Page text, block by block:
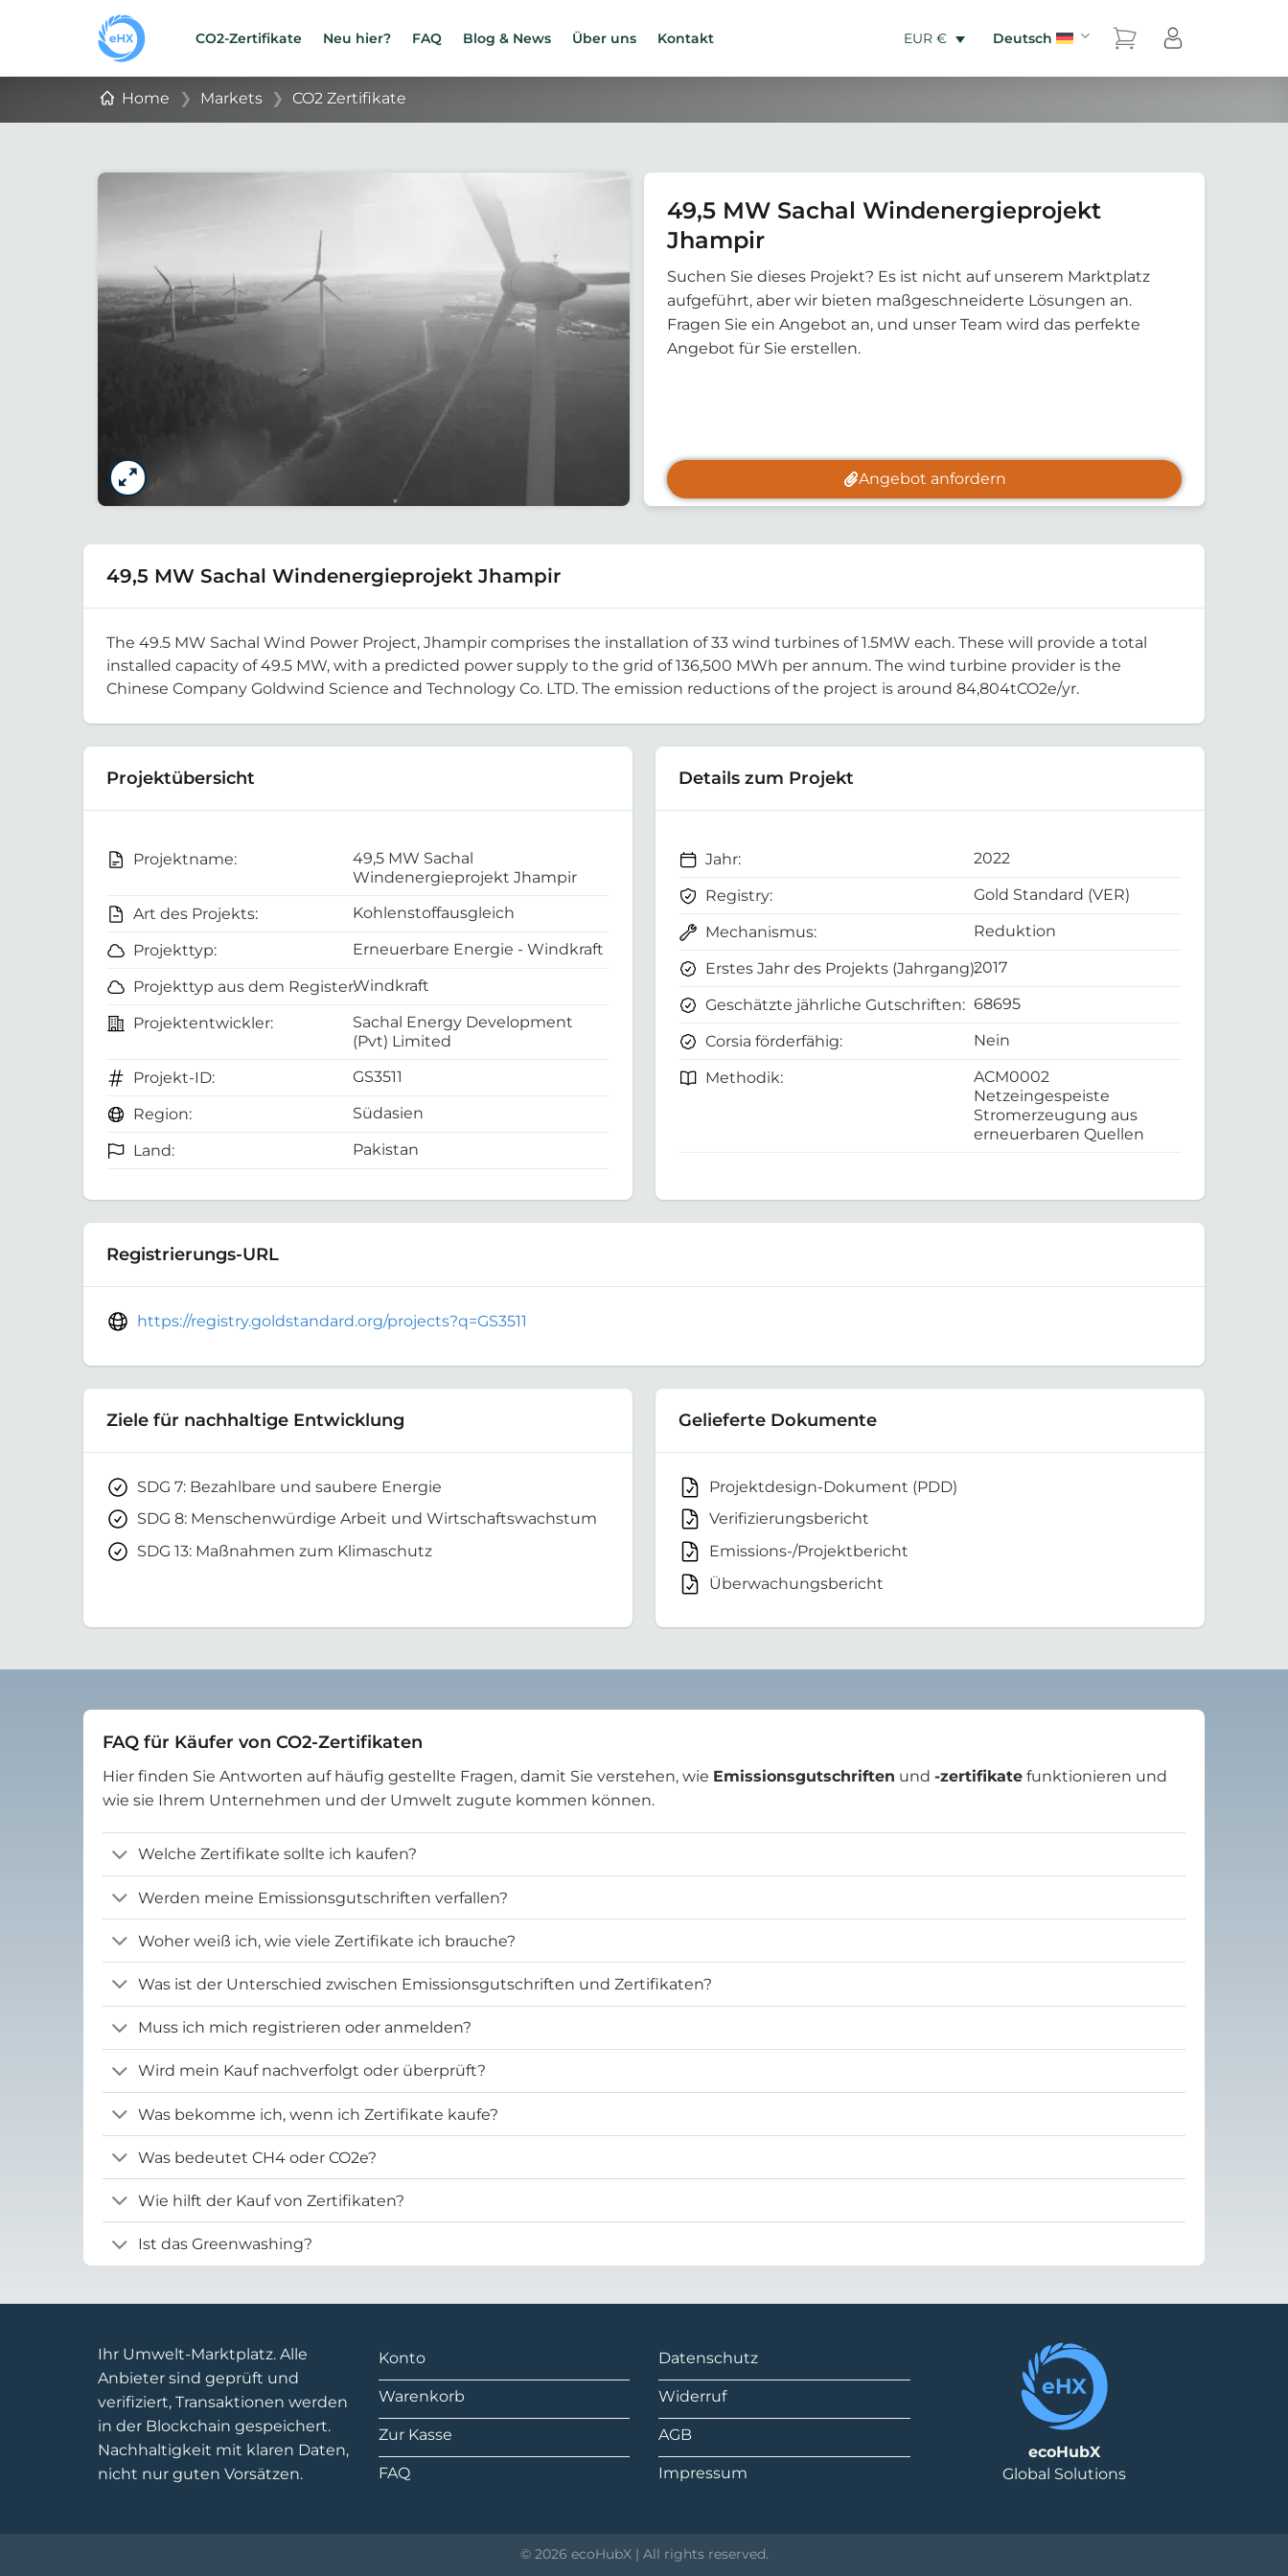
CO2-Zertifikate Neu hier? FAQ Blog & News Über uns Kontakt EUR € Deutsch
Home ❯ Markets ❯ CO2 Zertifikate
49,5 MW Sachal Windenergieprojekt
Jhampir
Suchen Sie dieses Projekt? Es ist nicht auf unserem Marktplatz
aufgeführt, aber wir bieten maßgeschneiderte Lösungen an.
Fragen Sie ein Angebot an, und unser Team wird das perfekte
Angebot für Sie erstellen.
Angebot anfordern
49,5 MW Sachal Windenergieprojekt Jhampir
The 49.5 MW Sachal Wind Power Project, Jhampir comprises the installation of 33 wind turbines of 1.5MW each. These will provide a total
installed capacity of 49.5 MW, with a predicted power supply to the grid of 136,500 MWh per annum. The wind turbine provider is the
Chinese Company Goldwind Science and Technology Co. LTD. The emission reductions of the project is around 84,804tCO2e/yr.
Projektübersicht
Projektname:
49,5 MW Sachal
Windenergieprojekt Jhampir
Art des Projekts:
Kohlenstoffausgleich
Projekttyp: Erneuerbare Energie - Windkraft
Projekttyp aus dem Register:Windkraft
Projektentwickler:
Sachal Energy Development
(Pvt) Limited
Projekt-ID:
GS3511
Region: Südasien
Land: Pakistan
Details zum Projekt
Jahr: 2022
Registry: Gold Standard (VER)
Mechanismus: Reduktion
Erstes Jahr des Projekts (Jahrgang):2017
Geschätzte jährliche Gutschriften: 68695
Corsia förderfähig: Nein
Methodik:
ACM0002
Netzeingespeiste
Stromerzeugung aus
erneuerbaren Quellen
Registrierungs-URL
https://registry.goldstandard.org/projects?q=GS3511
Ziele für nachhaltige Entwicklung
SDG 7: Bezahlbare und saubere Energie
SDG 8: Menschenwürdige Arbeit und Wirtschaftswachstum
SDG 13: Maßnahmen zum Klimaschutz
Gelieferte Dokumente
Projektdesign-Dokument (PDD)
Verifizierungsbericht
Emissions-/Projektbericht
Überwachungsbericht
FAQ für Käufer von CO2-Zertifikaten
Hier finden Sie Antworten auf häufig gestellte Fragen, damit Sie verstehen, wie Emissionsgutschriften und -zertifikate funktionieren und
wie sie Ihrem Unternehmen und der Umwelt zugute kommen können.
Welche Zertifikate sollte ich kaufen?
Werden meine Emissionsgutschriften verfallen?
Woher weiß ich, wie viele Zertifikate ich brauche?
Was ist der Unterschied zwischen Emissionsgutschriften und Zertifikaten?
Muss ich mich registrieren oder anmelden?
Wird mein Kauf nachverfolgt oder überprüft?
Was bekomme ich, wenn ich Zertifikate kaufe?
Was bedeutet CH4 oder CO2e?
Wie hilft der Kauf von Zertifikaten?
Ist das Greenwashing?
Ihr Umwelt-Marktplatz. Alle
Anbieter sind geprüft und
verifiziert, Transaktionen werden
in der Blockchain gespeichert.
Nachhaltigkeit mit klaren Daten,
nicht nur guten Vorsätzen.
Konto
Warenkorb
Zur Kasse
FAQ
Datenschutz
Widerruf
AGB
Impressum
ecoHubX
Global Solutions
© 2026 ecoHubX | All rights reserved.